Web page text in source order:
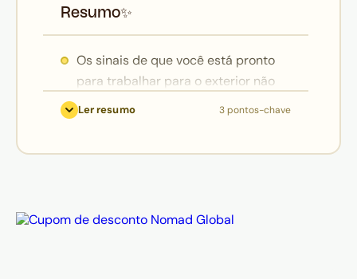
Resumo✨
Os sinais de que você está pronto
para trabalhar para o exterior não
exigem perfeição: inglês funcional
faixa aceitável para a maioria das
Ler resumo 3 pontos-chave